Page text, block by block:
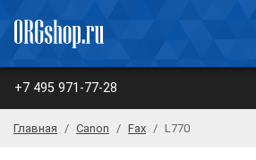
+7 495 971-77-28
Главная Canon Fax L770